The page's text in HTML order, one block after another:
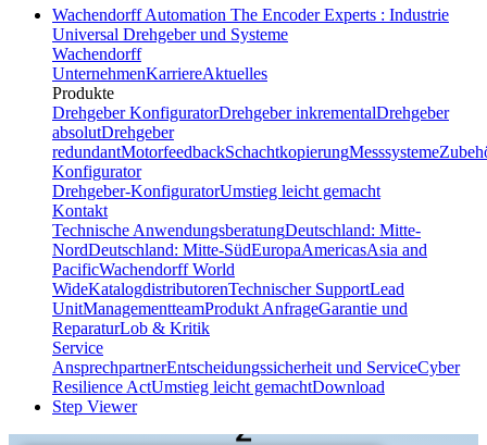
Wachendorff Automation The Encoder Experts : Industrie
Universal Drehgeber und Systeme
Wachendorff
UnternehmenKarriereAktuelles
Produkte
Drehgeber KonfiguratorDrehgeber inkrementalDrehgeber
absolutDrehgeber
redundantMotorfeedbackSchachtkopierungMesssysteme
Konfigurator
Drehgeber-KonfiguratorUmstieg leicht gemacht
Kontakt
Technische AnwendungsberatungDeutschland: Mitte-
NordDeutschland: Mitte-SüdEuropaAmericasAsia and
PacificWachendorff World
WideKatalogdistributorenTechnischer SupportLead
UnitManagementteamProdukt AnfrageGarantie und
ReparaturLob & Kritik
Service
AnsprechpartnerEntscheidungssicherheit und ServiceCyber
Resilience ActUmstieg leicht gemachtDownload
Step Viewer